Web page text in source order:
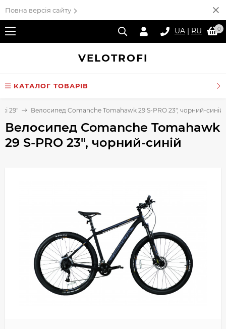
Повна версія сайту
UA | RU 0
VELOTROFI
КАТАЛОГ ТОВАРІВ
29" Велосипед Comanche Tomahawk 29 S-PRO 23", чорний-синій
Велосипед Comanche Tomahawk
29 S-PRO 23", чорний-синій